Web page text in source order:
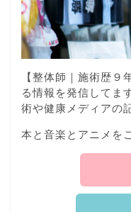
【整体師｜施術歴
る情報を発信してま
術や健康メディアの
本と音楽とアニメを